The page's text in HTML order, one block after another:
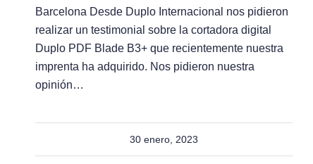
Barcelona Desde Duplo Internacional nos pidieron
realizar un testimonial sobre la cortadora digital
Duplo PDF Blade B3+ que recientemente nuestra
imprenta ha adquirido. Nos pidieron nuestra
opinión…
30 enero, 2023